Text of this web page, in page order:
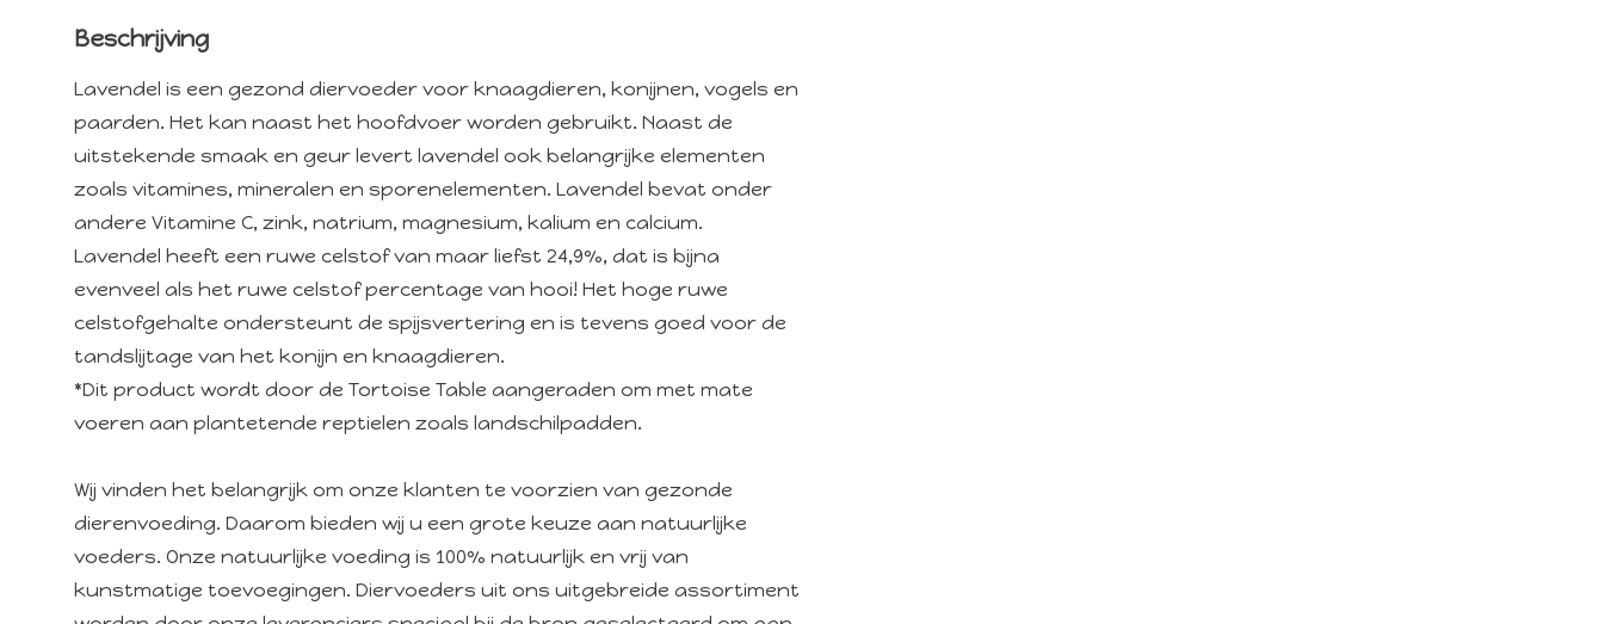
Beschrijving
Lavendel is een gezond diervoeder voor knaagdieren, konijnen, vogels en
paarden. Het kan naast het hoofdvoer worden gebruikt. Naast de
uitstekende smaak en geur levert lavendel ook belangrijke elementen
zoals vitamines, mineralen en sporenelementen. Lavendel bevat onder
andere Vitamine C, zink, natrium, magnesium, kalium en calcium.
Lavendel heeft een ruwe celstof van maar liefst 24,9%, dat is bijna
evenveel als het ruwe celstof percentage van hooi! Het hoge ruwe
celstofgehalte ondersteunt de spijsvertering en is tevens goed voor de
tandslijtage van het konijn en knaagdieren.
*Dit product wordt door de Tortoise Table aangeraden om met mate
voeren aan plantetende reptielen zoals landschilpadden.
Wij vinden het belangrijk om onze klanten te voorzien van gezonde
dierenvoeding. Daarom bieden wij u een grote keuze aan natuurlijke
voeders. Onze natuurlijke voeding is 100% natuurlijk en vrij van
kunstmatige toevoegingen. Diervoeders uit ons uitgebreide assortiment